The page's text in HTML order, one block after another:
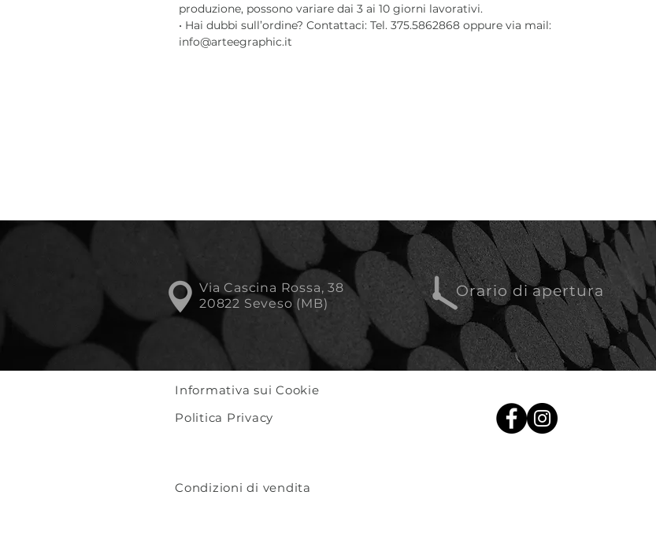
produzione, possono variare dai 3 ai 10 giorni lavorativi.
• Hai dubbi sull’ordine? Contattaci: Tel. 375.5862868 oppure via mail:
info@arteegraphic.it
Orario di apertura
Via Cascina Rossa, 38
20822 Seveso (MB)
Informativa sui Cookie
Politica Privacy
Condizioni di vendita